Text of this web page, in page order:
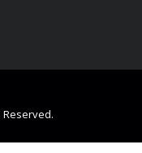
Reserved.